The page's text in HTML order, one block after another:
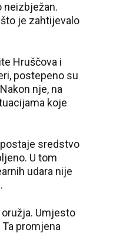
neizbježan.
je zahtijevalo
Hruščova i
postepeno su
nje, na
koje
sredstvo
U tom
udara nije
Umjesto
promjena